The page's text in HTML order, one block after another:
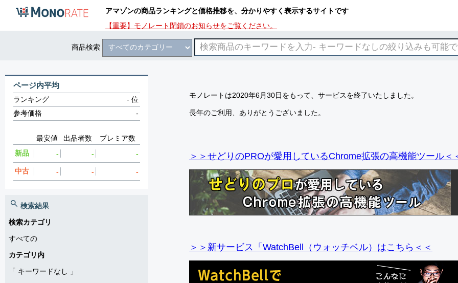
アマゾンの商品ランキングと価格推移を、分かりやすく表示するサイトです
【重要】モノレート閉鎖のお知らせをご覧ください。
商品検索
モノレートは2020年6月30日をもって、サービスを終了いたしました。
長年のご利用、ありがとうございました。
＞＞せどりのPROが愛用しているChrome拡張の高機能ツール＜
＞＞新サービス「WatchBell（ウォッチベル）はこちら＜＜
ページ内平均
ランキング -位
参考価格
-
最安値 出品者数
プレミア数
新品
- - -
中古 - - -
検索結果
検索カテゴリ
すべての
カテゴリ内
「 キーワードなし
」